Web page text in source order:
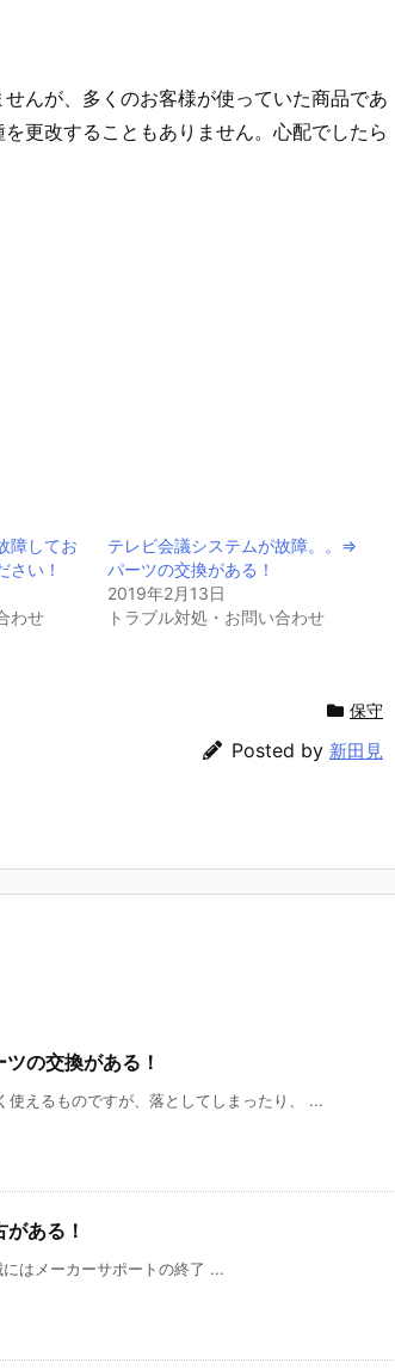
んが、多くのお客様が使っていた商品であ
更改することもありません。心配でしたら
障してお
さい！
わせ
テレビ会議システムが故障。。⇒
パーツの交換がある！
2019年2月13日
トラブル対処・お問い合わせ
保守
Posted by 新田見
の交換がある！
使えるものですが、落としてしまったり、 ...
ある！
はメーカーサポートの終了 ...